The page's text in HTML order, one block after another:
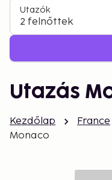
Utazók
2 felnőttek
Utazás
Kezdőlap France
Monaco